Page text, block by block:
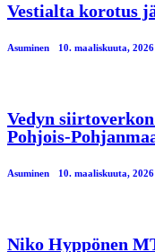
Vestialta korotus
Asuminen 10. maaliskuuta, 2026
Vedyn
Pohjois-
Asuminen 10. maaliskuuta, 2026
Niko Hyppönen